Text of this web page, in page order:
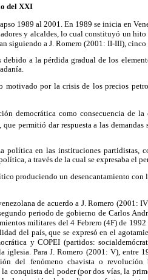
del XXI
1989 al 2001. En 1989 se inicia en
y alcaldes, lo cual constituyó un
siguiendo a J. Romero (2001: II-III), cinco
a la pérdida gradual de los
motivado por la crisis de los precios
democrática como consecuencia de
permitió dar respuesta a las
en las instituciones partidistas,
a través de la cual se expresaba el
produciendo un desencantamiento
de acuerdo a J. Romero (2001:
periodo de gobierno de Carlos
militares del 4 Febrero (4F) de
del país, que se expresó en el
y COPEI (partidos:
iglesia. Para J. Romero (2001: V), entre
del fenómeno chavista o revolución
conquista del poder (por dos vías, la